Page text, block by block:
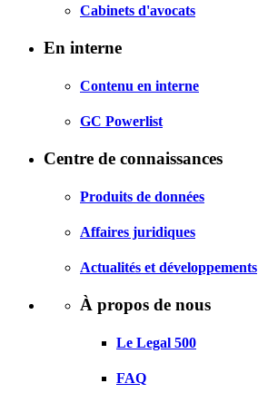
Cabinets d'avocats
En interne
Contenu en interne
GC Powerlist
Centre de connaissances
Produits de données
Affaires juridiques
Actualités et développements
À propos de nous
Le Legal 500
FAQ